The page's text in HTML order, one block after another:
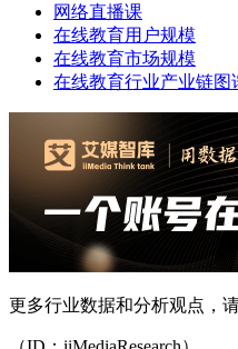
网络直播课
在线教育用户规模
在线教育市场规模
在线教育行业产业链图
更多行业数据和分析观点，